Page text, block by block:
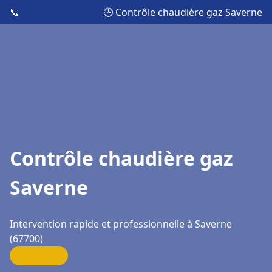
📞 🕒 Contrôle chaudière gaz Saverne
Contrôle chaudière gaz
Saverne
Intervention rapide et professionnelle à Saverne
(67700)